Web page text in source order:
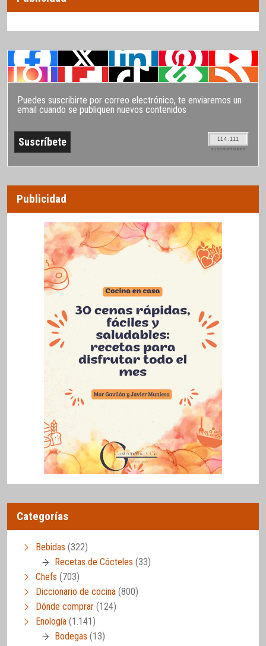
Puedes suscribirte por correo electrónico, te enviaremos un
email cuando se publiquen nuevos contenidos
114.111
SUSCRIPTORES
Publicidad
Categorías
Bebidas (322)
Recetas de Cócteles (33)
Chefs (703)
Diccionario de cocina (800)
Dónde comprar (124)
Enología (1.141)
Bodegas (13)